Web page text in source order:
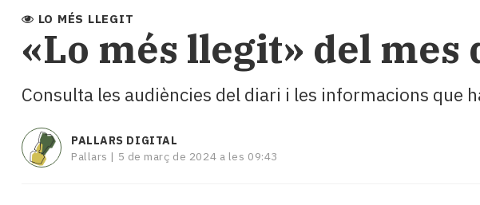
i
Cultura
Esports
Mai
tant!
i
mitjans
LO MÉS LLEGIT
«Lo més llegit» del
Consulta les audiències del diari i les informacions que
PALLARS DIGITAL
Pallars | 5 de març de 2024 a les 09:43